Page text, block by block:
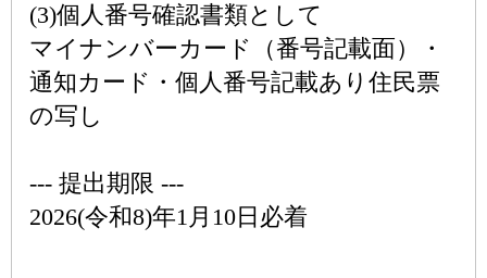
(3)個人番号確認書類として
マイナンバーカード（番号記載面）・
通知カード・個人番号記載あり住民票
の写し
--- 提出期限 ---
2026(令和8)年1月10日必着